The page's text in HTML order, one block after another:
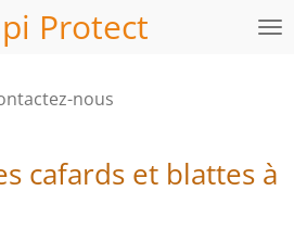
Protect
nous
cafards et blattes à